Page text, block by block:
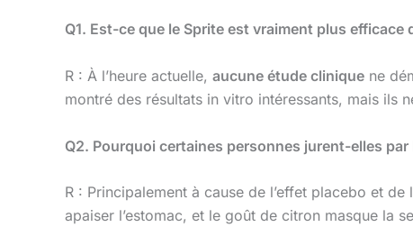
Q1. Est-ce que le Sprite est vraiment plus efficace
R : À l’heure actuelle, aucune étude clinique ne
montré des résultats in vitro intéressants, mais ils
Q2. Pourquoi certaines personnes jurent-elles par
R : Principalement à cause de l’effet placebo et
apaiser l’estomac, et le goût de citron masque la